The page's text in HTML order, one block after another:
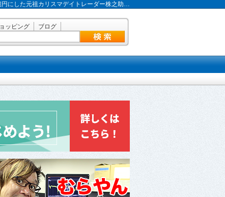
にした元祖カリスマデイトレーダー株之助…
ッピング ブログ